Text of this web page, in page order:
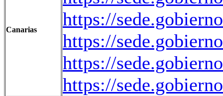
Canarias
https://
https://
https://
https://